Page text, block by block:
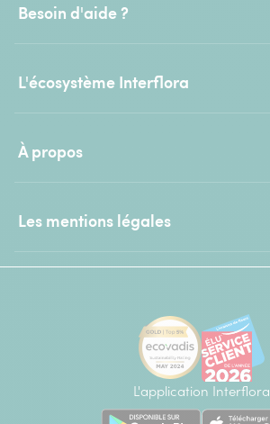
Besoin d'aide ?
L'écosystème Interflora
À propos
Les mentions légales
L'application Interflora